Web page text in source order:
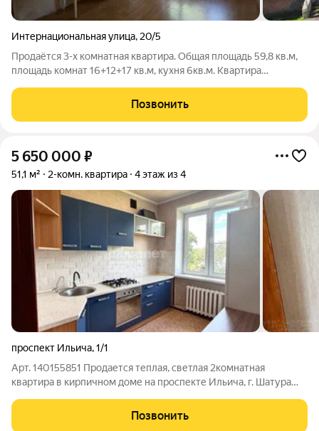
Интернациональная улица, 20/5
Продаётся 3-х комнатная квартира. Общая площадь 59,8 кв.м,
площадь комнат 16+12+17 кв.м, кухня 6кв.м. Квартира
Центральное отопление. Горячая вода из центрального
водоснабжения, ванная, совмещенный
Позвонить
5 650 000 ₽
51,1 м² 2-комн. квартира 4 этаж из 4
проспект Ильича,1/1
Арт. 140155851 Продается теплая, светлая 2комнатная
квартира в кирпичном доме на проспекте Ильича, г. Шатура
и разумную цену. Стоимость 5 650 000 руб. выгодное
предложение для площади и
Позвонить